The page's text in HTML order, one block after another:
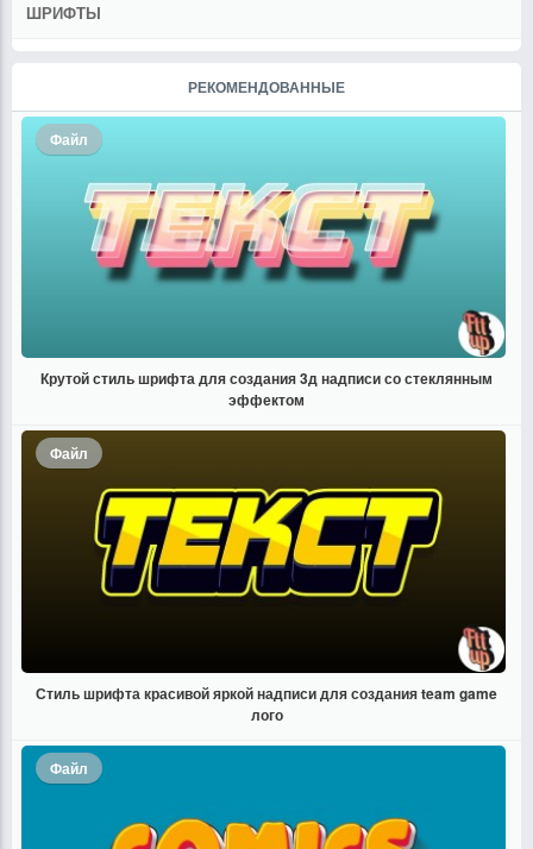
ШРИФТЫ
РЕКОМЕНДОВАННЫЕ
Файл
Крутой стиль шрифта для создания 3д надписи со стеклянным
эффектом
Файл
Стиль шрифта красивой яркой надписи для создания team game
лого
Файл